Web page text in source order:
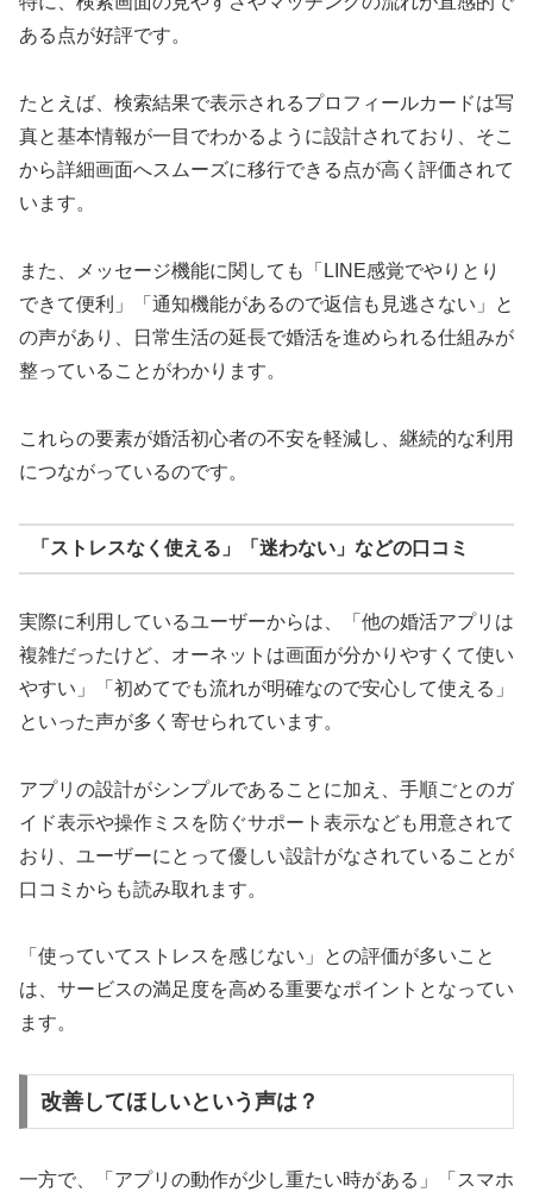
ある点が好評です。
たとえば、検索結果で表示されるプロフィールカードは写
真と基本情報が一目でわかるように設計されており、そこ
から詳細画面へスムーズに移行できる点が高く評価されて
います。
また、メッセージ機能に関しても「LINE感覚でやりとり
できて便利」「通知機能があるので返信も見逃さない」と
の声があり、日常生活の延長で婚活を進められる仕組みが
整っていることがわかります。
これらの要素が婚活初心者の不安を軽減し、継続的な利用
につながっているのです。
「ストレスなく使える」「迷わない」などの口コミ
実際に利用しているユーザーからは、「他の婚活アプリは
複雑だったけど、オーネットは画面が分かりやすくて使い
やすい」「初めてでも流れが明確なので安心して使える」
といった声が多く寄せられています。
アプリの設計がシンプルであることに加え、手順ごとのガ
イド表示や操作ミスを防ぐサポート表示なども用意されて
おり、ユーザーにとって優しい設計がなされていることが
口コミからも読み取れます。
「使っていてストレスを感じない」との評価が多いこと
は、サービスの満足度を高める重要なポイントとなってい
ます。
改善してほしいという声は？
一方で、「アプリの動作が少し重たい時がある」「スマホ